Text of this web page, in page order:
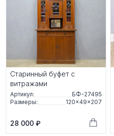
Старинный буфет с
витражами
Артикул:
БФ-27495
Размеры:
120×49×207
28 000 ₽